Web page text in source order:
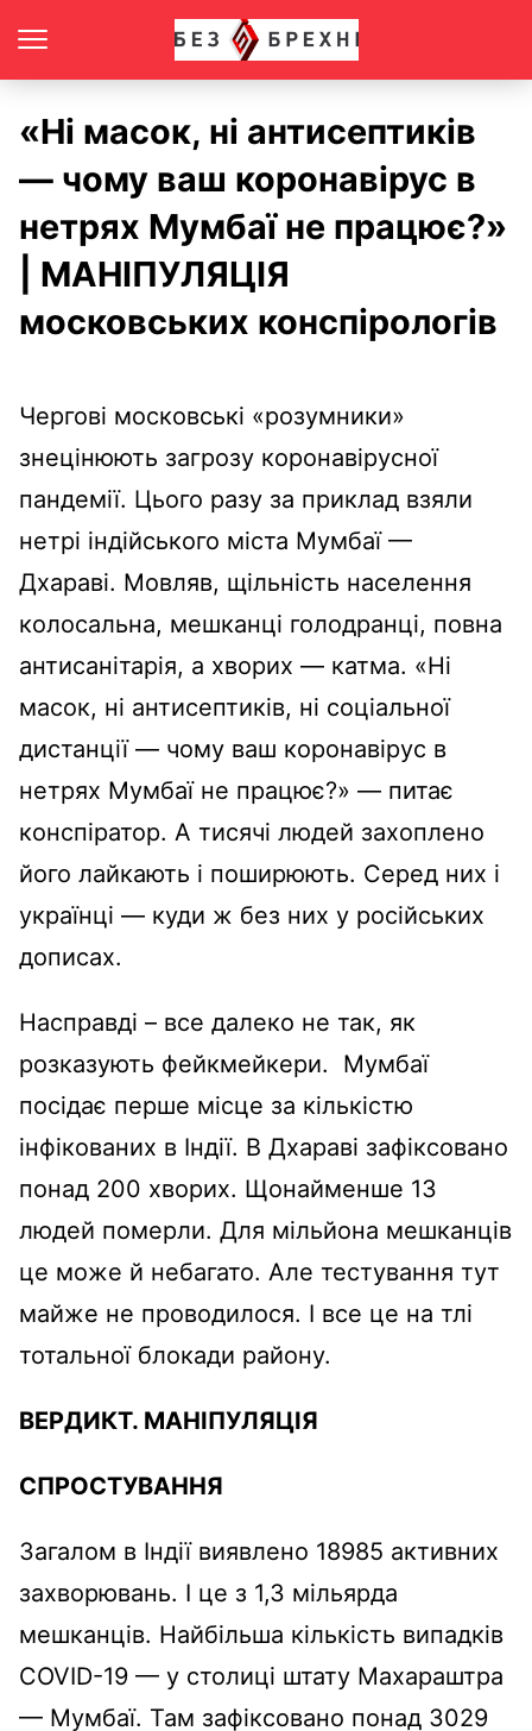
«Ні масок, ні антисептиків
— чому ваш коронавірус в
нетрях Мумбаї не працює?»
| МАНІПУЛЯЦІЯ
московських конспірологів
Чергові московські «розумники»
знецінюють загрозу коронавірусної
пандемії. Цього разу за приклад взяли
нетрі індійського міста Мумбаї —
Дхараві. Мовляв, щільність населення
колосальна, мешканці голодранці, повна
антисанітарія, а хворих — катма. «Ні
масок, ні антисептиків, ні соціальної
дистанції — чому ваш коронавірус в
нетрях Мумбаї не працює?» — питає
конспіратор. А тисячі людей захоплено
його лайкають і поширюють. Серед них і
українці — куди ж без них у російських
дописах.
Насправді – все далеко не так, як
розказують фейкмейкери. Мумбаї
посідає перше місце за кількістю
інфікованих в Індії. В Дхараві зафіксовано
понад 200 хворих. Щонайменше 13
людей померли. Для мільйона мешканців
це може й небагато. Але тестування тут
майже не проводилося. І все це на тлі
тотальної блокади району.
ВЕРДИКТ. МАНІПУЛЯЦІЯ
СПРОСТУВАННЯ
Загалом в Індії виявлено 18985 активних
захворювань. І це з 1,3 мільярда
мешканців. Найбільша кількість випадків
COVID-19 — у столиці штату Махараштра
— Мумбаї. Там зафіксовано понад 3029